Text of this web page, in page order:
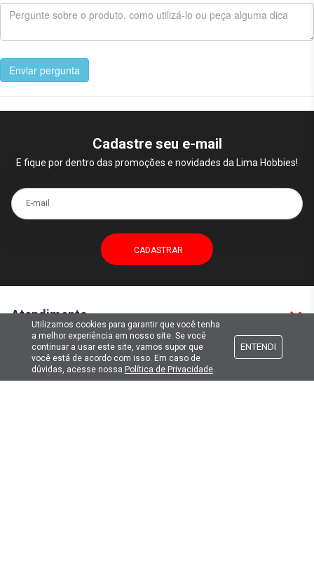
Enviar pergunta
Cadastre seu e-mail
E fique por dentro das promoções e novidades da Lima Hobbies!
E-mail
Atendimento
Formas de pagamento
Utilizamos cookies para garantir que você tenha
a melhor experiência em nosso site. Se você
continuar a usar este site, vamos supor que
você está de acordo com isso. Em caso de
dúvidas, acesse nossa Política de Privacidade.
ENTENDI